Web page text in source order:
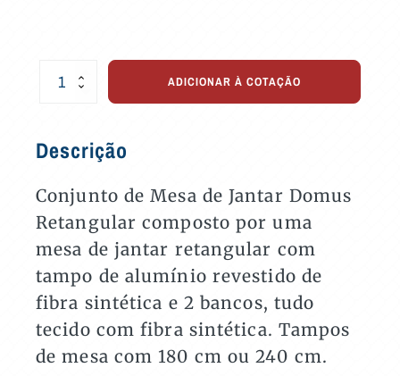
Conjunto
Jantar
com
2
quantidade
ADICIONAR À COTAÇÃO
Descrição
Conjunto de Mesa de Jantar Domus
Retangular composto por uma
mesa de jantar retangular com
tampo de alumínio revestido de
fibra sintética e 2 bancos, tudo
tecido com fibra sintética. Tampos
de mesa com 180 cm ou 240 cm.